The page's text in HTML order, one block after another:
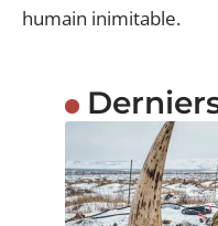
humain inimitable.